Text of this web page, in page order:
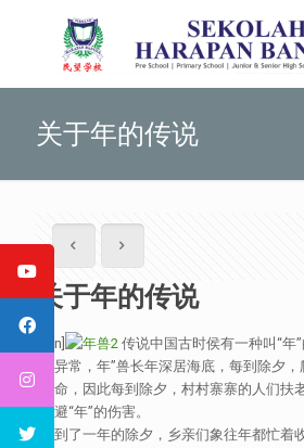
关于年的传说
关于年的传说
[:en]
传说中国古时侯有一种叫“年
猛异常，年”兽长年深居海底，每到除夕
人命，因此每到除夕，村村寨寨的人们扶
躲避“年”的伤害。
又到了一年的除夕，乡亲们象往年都忙着